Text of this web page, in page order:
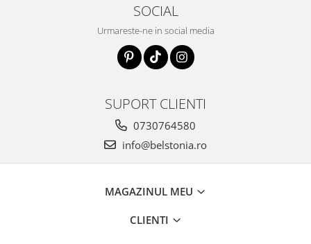
SOCIAL
Urmareste-ne in social media
SUPORT CLIENTI
0730764580
info@belstonia.ro
MAGAZINUL MEU
CLIENTI